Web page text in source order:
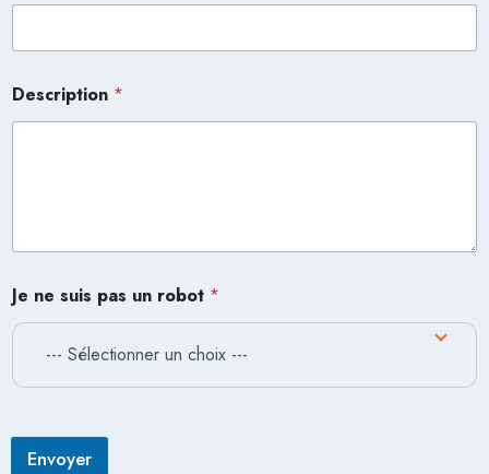
Description *
Je ne suis pas un robot *
--- Sélectionner un choix ---
Envoyer